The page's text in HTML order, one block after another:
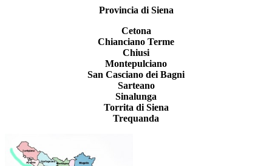
Provincia di Siena
Cetona
Chianciano Terme
Chiusi
Montepulciano
San Casciano dei Bagni
Sarteano
Sinalunga
Torrita di Siena
Trequanda